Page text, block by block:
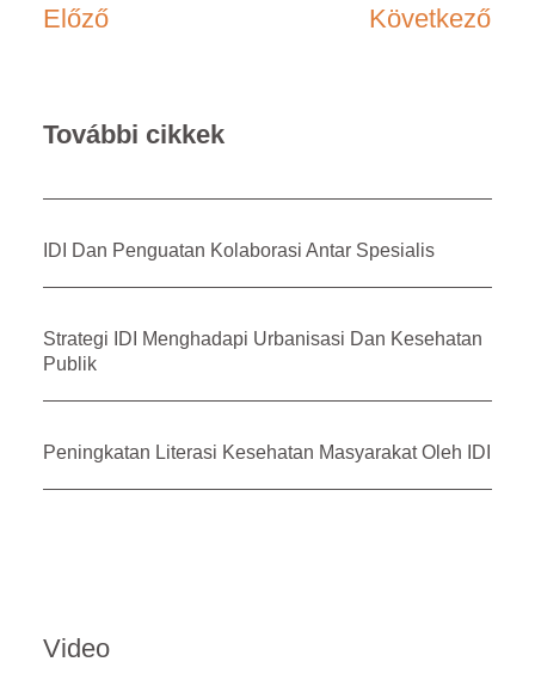
Előző Következő
További cikkek
IDI Dan Penguatan Kolaborasi Antar Spesialis
Strategi IDI Menghadapi Urbanisasi Dan Kesehatan
Publik
Peningkatan Literasi Kesehatan Masyarakat Oleh IDI
Video